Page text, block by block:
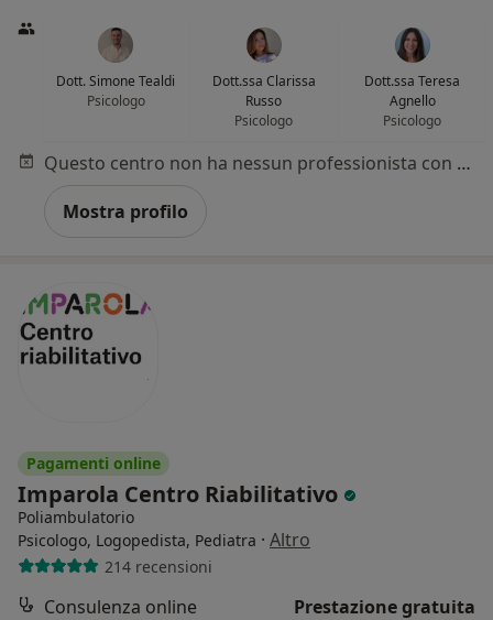
Dott. Simone Tealdi
Psicologo
Dott.ssa Clarissa
Russo
Psicologo
Dott.ssa Teresa
Agnello
Psicologo
Questo centro non ha nessun professionista con date disponibili
Mostra profilo
Pagamenti online
Imparola Centro Riabilitativo
Poliambulatorio
Psicologo, Logopedista, Pediatra · Altro
214 recensioni
Consulenza online
Prestazione gratuita